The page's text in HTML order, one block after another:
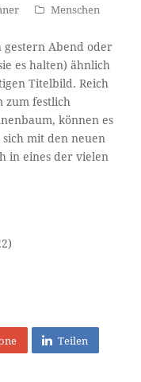
Menschen
gestern Abend oder
es halten) ähnlich
Titelbild. Reich
zum festlich
können es
mit den neuen
in eines der vielen
Teilen